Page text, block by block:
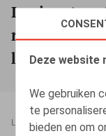
Deze website
We gebruiken
te
bieden en om
La signature
recommandé
licenciement
LEGAL MAGAZINES